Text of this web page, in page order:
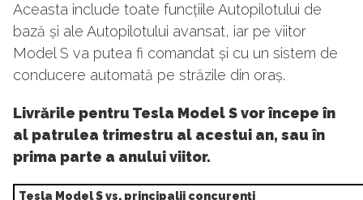
Aceasta include toate funcțiile Autopilotului de
bază și ale Autopilotului avansat, iar pe viitor
Model S va putea fi comandat și cu un sistem de
conducere automată pe străzile din oraș.
Livrările pentru Tesla Model S vor începe în
al patrulea trimestru al acestui an, sau în
prima parte a anului viitor.
Tesla Model S vs. principalii concurenți